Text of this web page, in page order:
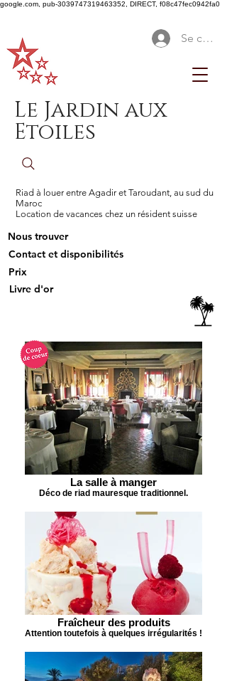
google.com, pub-3039747319463352, DIRECT, f08c47fec0942fa0
Se
Le Jardin aux
Etoiles
Riad à louer entre Agadir et Taroudant, au sud du
Maroc
Location de vacances chez un résident suisse
Nous trouver
Contact et disponibilités
Prix
Livre d'or
La salle à manger
Déco de riad mauresque traditionnel.
Fraîcheur des produits
Attention toutefois à quelques irrégularités !